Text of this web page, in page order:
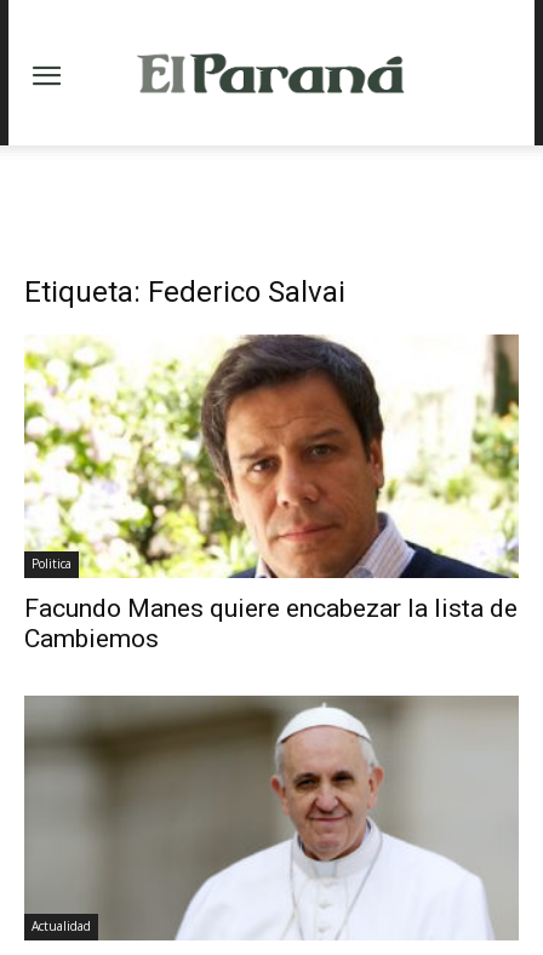
Etiqueta: Federico Salvai
Politica
Facundo Manes quiere encabezar la lista de
Cambiemos
Actualidad